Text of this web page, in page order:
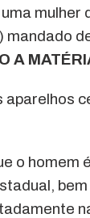
mandado
A
o homem